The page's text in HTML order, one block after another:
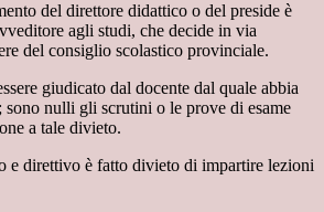
del direttore didattico o del preside è
agli studi, che decide in via
del consiglio scolastico provinciale.
giudicato dal docente dal quale abbia
nulli gli scrutini o le prove di esame
a tale divieto.
e direttivo è fatto divieto di impartire lezioni